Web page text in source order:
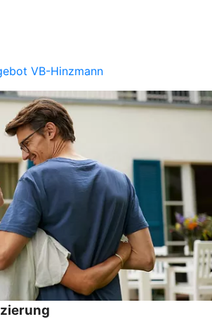
VB-Hinzmann